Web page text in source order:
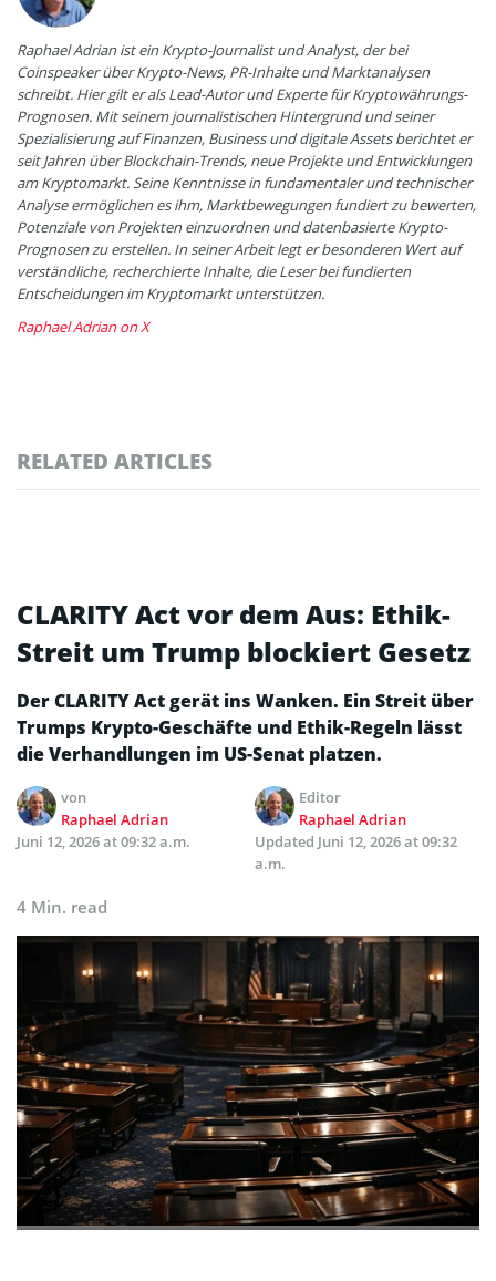
Raphael Adrian ist ein Krypto-Journalist und Analyst, der bei
Coinspeaker über Krypto-News, PR-Inhalte und Marktanalysen
schreibt. Hier gilt er als Lead-Autor und Experte für Kryptowährungs-
Prognosen. Mit seinem journalistischen Hintergrund und seiner
Spezialisierung auf Finanzen, Business und digitale Assets berichtet er
seit Jahren über Blockchain-Trends, neue Projekte und Entwicklungen
am Kryptomarkt. Seine Kenntnisse in fundamentaler und technischer
Analyse ermöglichen es ihm, Marktbewegungen fundiert zu bewerten,
Potenziale von Projekten einzuordnen und datenbasierte Krypto-
Prognosen zu erstellen. In seiner Arbeit legt er besonderen Wert auf
verständliche, recherchierte Inhalte, die Leser bei fundierten
Entscheidungen im Kryptomarkt unterstützen.
Raphael Adrian on X
RELATED ARTICLES
CLARITY Act vor dem Aus: Ethik-
Streit um Trump blockiert Gesetz
Der CLARITY Act gerät ins Wanken. Ein Streit über
Trumps Krypto-Geschäfte und Ethik-Regeln lässt
die Verhandlungen im US-Senat platzen.
von
Raphael Adrian
Editor
Raphael Adrian
Juni 12, 2026 at 09:32 a.m.
Updated Juni 12, 2026 at 09:32
a.m.
4 Min. read